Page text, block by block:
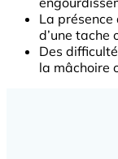
La présence
d’une tache
Des
la mâchoire